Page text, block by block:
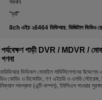
সমর্থন
"হ্যাঁ"
8ch এইচ ২6464 ডিভিআর, ডিজিটাল ভিডিও
পর্যবেক্ষণ গাড়ী DVR / MDVR /
গণনা
ভিভিকল মোবাইল সার্ভিসিলেশনের
কোডিং ও ডিকোডিং, গণ এইচডি ও এসডি স্টোরেজ,
শকপ্রুফ (এন্টি-কম্পন), ইউপিএস পাওয়ার